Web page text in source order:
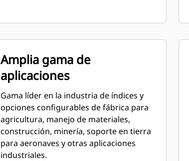
Amplia gama de
aplicaciones
Gama líder en la industria de índices y
opciones configurables de fábrica para
agricultura, manejo de materiales,
construcción, minería, soporte en tierra
para aeronaves y otras aplicaciones
industriales.